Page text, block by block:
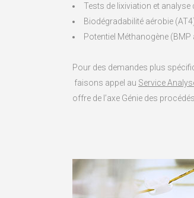
Tests de lixiviation et
Biodégradabilité aérobie
Potentiel Méthanogène (BMP
Pour des demandes plus
faisons appel au Service
offre de l’axe Génie des